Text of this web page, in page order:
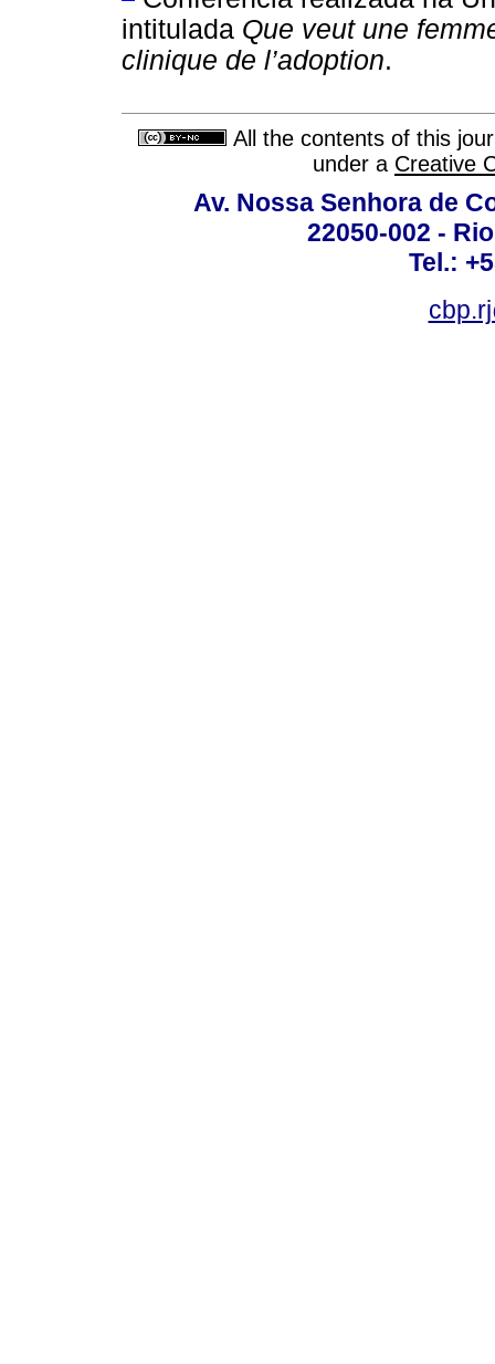
intitulada Que veut une
clinique de l’adoption.
All the contents of this
under a Creative
Av. Nossa Senhora de
22050-002 -
Tel.: